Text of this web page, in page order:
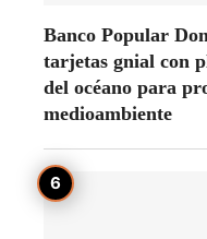
Banco Popular
tarjetas gnial con
del océano para
medioambiente